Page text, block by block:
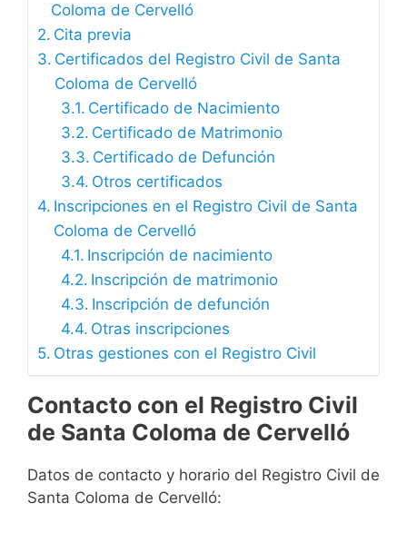
Coloma de Cervelló
Cita previa
Certificados del Registro Civil de Santa
Coloma de Cervelló
Certificado de Nacimiento
Certificado de Matrimonio
Certificado de Defunción
Otros certificados
Inscripciones en el Registro Civil de Santa
Coloma de Cervelló
Inscripción de nacimiento
Inscripción de matrimonio
Inscripción de defunción
Otras inscripciones
Otras gestiones con el Registro Civil
Contacto con el Registro Civil
de Santa Coloma de Cervelló
Datos de contacto y horario del Registro Civil de
Santa Coloma de Cervelló: